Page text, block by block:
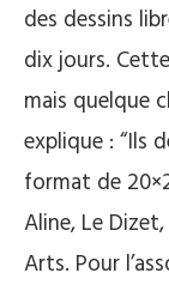
des dessins
dix jours.
mais quelque
explique : “Ils
format de
Aline, Le
Arts. Pour